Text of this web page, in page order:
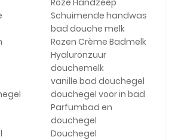
Roze Handzeep
Schuimende handwas
bad douche melk
Rozen Crème Badmelk
Hyaluronzuur
douchemelk
vanille bad douchegel
douchegel voor in bad
Parfumbad en
douchegel
Douchegel